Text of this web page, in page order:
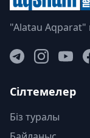
"Alatau Aqparat"
Сілтемелер
Біз туралы